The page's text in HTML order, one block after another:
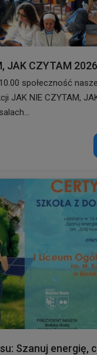
JAK CZYTAM 2026
społeczność
JAK NIE CZYTAM,
Szanuj energię,